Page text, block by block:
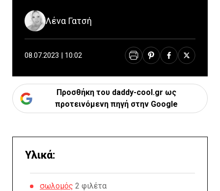
Λένα Γατσή
08.07.2023 | 10:02
Προσθήκη του daddy-cool.gr ως
προτεινόμενη πηγή στην Google
Υλικά:
σωλομός 2 φιλέτα